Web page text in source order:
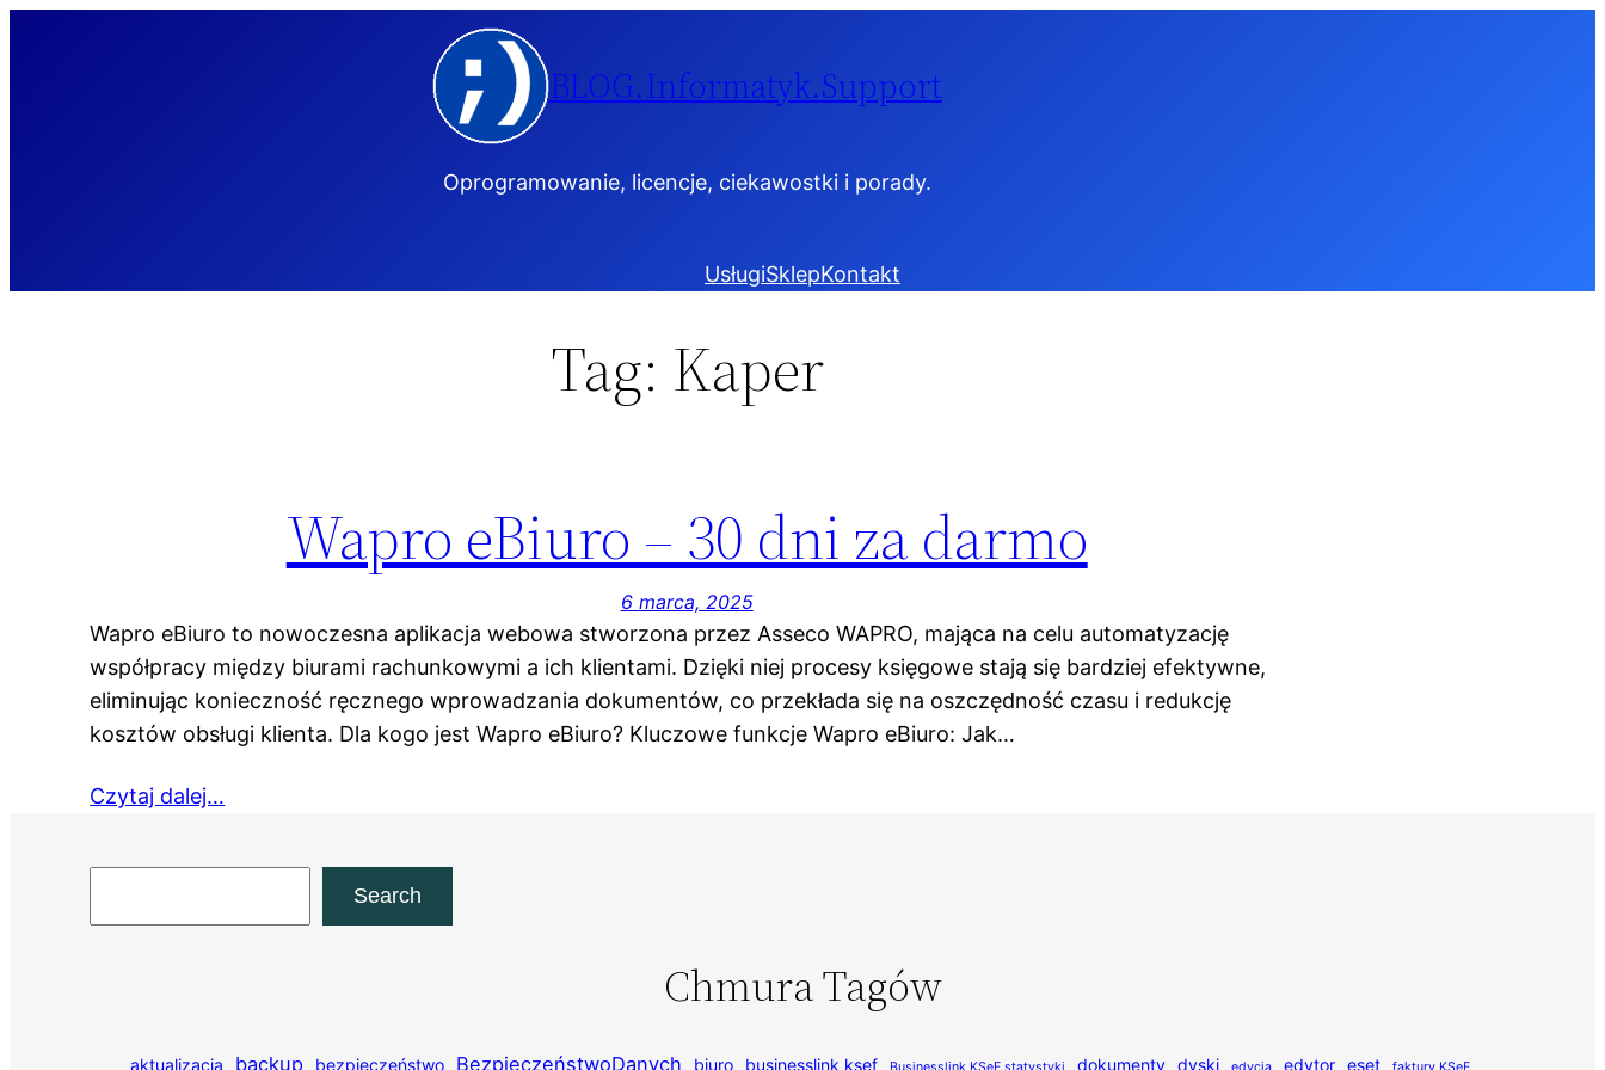
BLOG.Informatyk.Support
Oprogramowanie, licencje, ciekawostki i porady.
UsługiSklepKontakt
Tag: Kaper
Wapro eBiuro – 30 dni za darmo
6 marca, 2025
Wapro eBiuro to nowoczesna aplikacja webowa stworzona przez Asseco WAPRO, mająca na celu automatyzację
współpracy między biurami rachunkowymi a ich klientami. Dzięki niej procesy księgowe stają się bardziej efektywne,
eliminując konieczność ręcznego wprowadzania dokumentów, co przekłada się na oszczędność czasu i redukcję
kosztów obsługi klienta. Dla kogo jest Wapro eBiuro? Kluczowe funkcje Wapro eBiuro: Jak…
Czytaj dalej…
Search
Chmura Tagów
aktualizacja backup bezpieczeństwo BezpieczeństwoDanych biuro businesslink ksef dokumenty dyski edytor eset